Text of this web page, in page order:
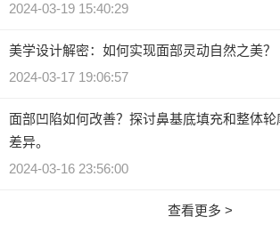
2024-03-19 15:40:29
美学设计解密：如何实现面部灵动自然之美？
2024-03-17 19:06:57
面部凹陷如何改善？探讨鼻基底填充和整体
差异。
2024-03-16 23:56:00
查看更多 >